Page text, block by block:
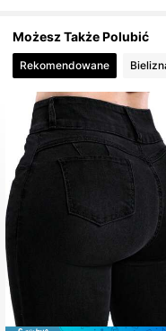
Możesz Także Polubić
Rekomendowane